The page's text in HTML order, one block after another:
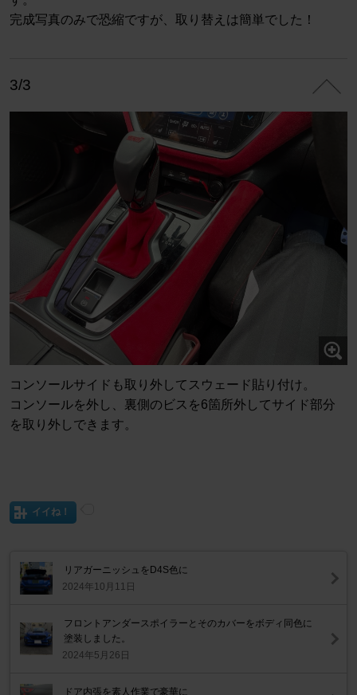
完成写真のみで恐縮ですが、取り替えは簡単でした！
3/3
コンソールサイドも取り外してスウェード貼り付け。
コンソールを外し、裏側のビスを6箇所外してサイド部分
を取り外しできます。
イイね！
リアガーニッシュをD4S色に
2024年10月11日
フロントアンダースポイラーとそのカバーをボディ同色に
塗装しました。
2024年5月26日
ドア内張を素人作業で豪華に